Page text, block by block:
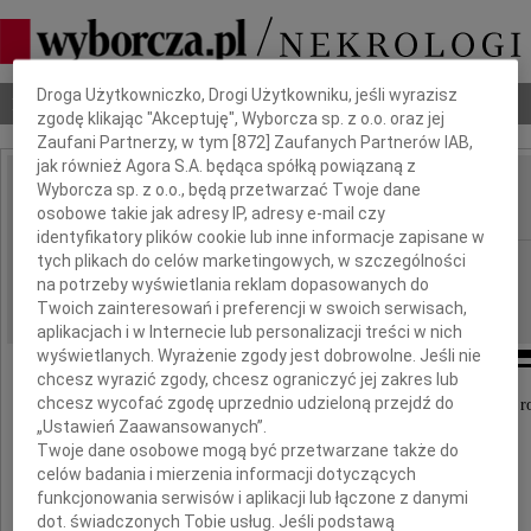
Nekrologi Odeszli Poradnik pogrzebowy
IMIĘ I NAZWISKO: Mieczysław Kruczyk
REGION: Warszawa
DATA EMISJI: 16.10.2025
Z żalem zawiadamiamy, że dnia 27 września 2025
nasz Kochany Mąż, Tata i Brat
Major Wojska Polskiego
Dbamy o Twoją prywatność
Droga Użytkowniczko, Drogi Użytkowniku, jeśli wyrazisz
zgodę klikając "Akceptuję", Wyborcza sp. z o.o. oraz jej
Zaufani Partnerzy, w tym [872 ] Zaufanych Partnerów IAB,
jak również Agora S.A. będąca spółką powiązaną z
Wyborcza sp. z o.o., będą przetwarzać Twoje dane
osobowe takie jak adresy IP, adresy e-mail czy
identyfikatory plików cookie lub inne informacje zapisane w
tych plikach do celów marketingowych, w szczególności
na potrzeby wyświetlania reklam dopasowanych do
Twoich zainteresowań i preferencji w swoich serwisach,
aplikacjach i w Internecie lub personalizacji treści w nich
wyświetlanych. Wyrażenie zgody jest dobrowolne. Jeśli nie
chcesz wyrazić zgody, chcesz ograniczyć jej zakres lub
chcesz wycofać zgodę uprzednio udzieloną przejdź do
„Ustawień Zaawansowanych”.
Twoje dane osobowe mogą być przetwarzane także do
celów badania i mierzenia informacji dotyczących
funkcjonowania serwisów i aplikacji lub łączone z danymi
dot. świadczonych Tobie usług. Jeśli podstawą